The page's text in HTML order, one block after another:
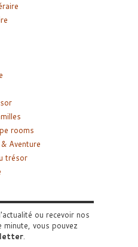
rooms
Aventure
trésor
ou recevoir nos
minute, vous pouvez
.